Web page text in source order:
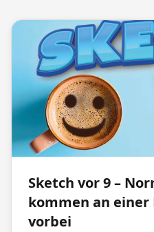
Sketch vor 9 –
kommen an
vorbei